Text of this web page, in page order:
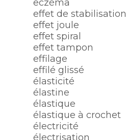
eczéma
effet de stabilisation
effet joule
effet spiral
effet tampon
effilage
effilé glissé
élasticité
élastine
élastique
élastique à crochet
électricité
électrisation